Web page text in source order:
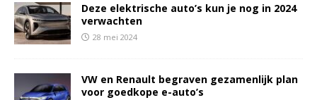
Deze elektrische auto’s kun je nog in 2024
verwachten
28 mei 2024
VW en Renault begraven gezamenlijk plan
voor goedkope e-auto’s